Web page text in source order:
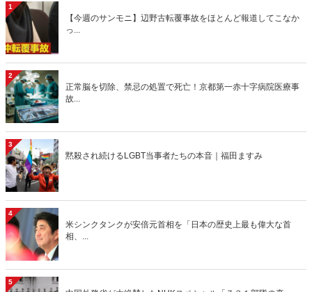
1
【今週のサンモニ】辺野古転覆事故をほとんど報道してこなか
っ...
2
正常脳を切除、禁忌の処置で死亡！京都第一赤十字病院医療事
故...
3
黙殺され続けるLGBT当事者たちの本音｜福田ますみ
4
米シンクタンクが安倍元首相を「日本の歴史上最も偉大な首
相、...
5